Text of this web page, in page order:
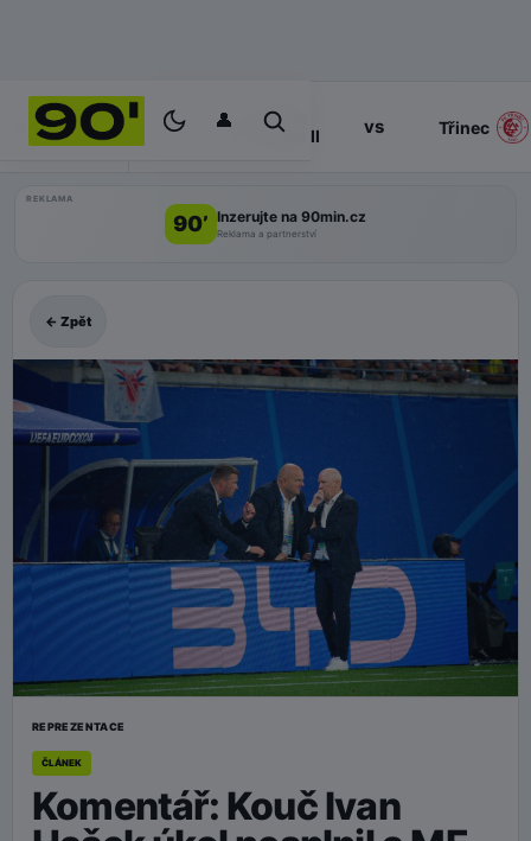
👤
PROGRAM 17:00
Slavia
Praha II
vs Třinec
REKLAMA
90’ Inzerujte na 90min.cz
Reklama a partnerství
← Zpět
REPREZENTACE
ČLÁNEK
Komentář: Kouč Ivan